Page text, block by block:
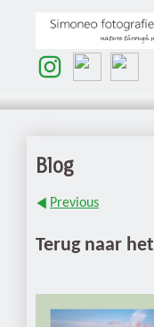
Blog
Previous
Terug naar